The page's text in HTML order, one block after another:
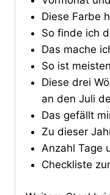
Diese Farbe
So finde ich
Das mache
So ist
Diese drei
an den Juli
Das gefällt
Zu dieser
Anzahl Tage
Checkliste